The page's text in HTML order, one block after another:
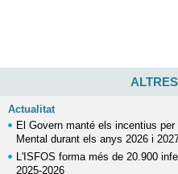
Actualitat
El Govern manté els incentius
Mental durant els anys 2026 i
L'ISFOS forma més de 20.900
2025-2026